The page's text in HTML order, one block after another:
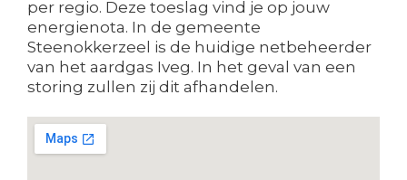
per regio. Deze toeslag vind je op jouw
energienota. In de gemeente
Steenokkerzeel is de huidige netbeheerder
van het aardgas Iveg. In het geval van een
storing zullen zij dit afhandelen.